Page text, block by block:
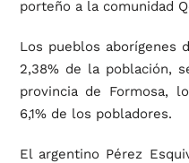
porteño a la comunidad
Los pueblos aborígenes
2,38% de la población,
provincia de Formosa,
6,1% de los pobladores.
El argentino Pérez